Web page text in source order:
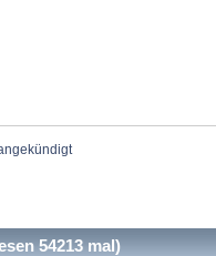
54213 mal)